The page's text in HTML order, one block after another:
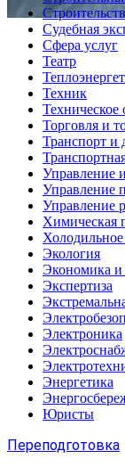
Судебная
Сфера услуг
Театр
Техник
Торговля и
Транспорт и
Управление
Управление
Управление
Химическая
Экология
Экономика
Экспертиза
Электроника
Энергетика
Юристы
Переподготовка